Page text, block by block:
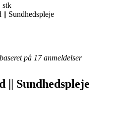
stk
|| Sundhedspleje
på 17anmeldelser
|| Sundhedspleje